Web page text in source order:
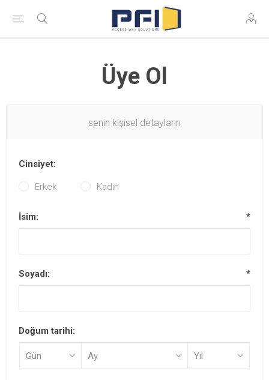
Üye Ol
senin kişisel detayların
Cinsiyet:
Erkek Kadın
İsim: *
Soyadı: *
Doğum tarihi: